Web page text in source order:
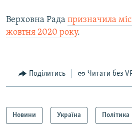
Верховна Рада призначила
жовтня 2020 року.
Поділитись Читати без
Новини Україна Політика